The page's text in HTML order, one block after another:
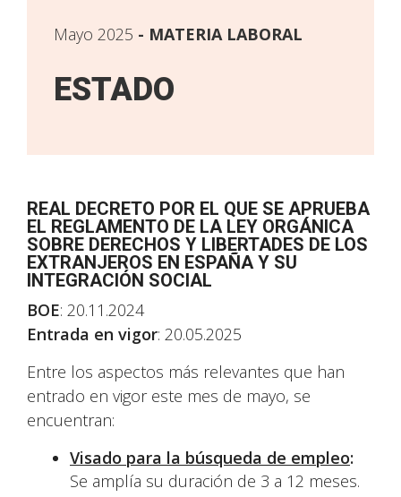
Mayo 2025 MATERIA LABORAL
ESTADO
REAL DECRETO POR EL QUE SE APRUEBA
EL REGLAMENTO DE LA LEY ORGÁNICA
SOBRE DERECHOS Y LIBERTADES DE LOS
EXTRANJEROS EN ESPAÑA Y SU
INTEGRACIÓN SOCIAL
BOE: 20.11.2024
Entrada en vigor: 20.05.2025
Entre los aspectos más relevantes que han
entrado en vigor este mes de mayo, se
encuentran:
Visado para la búsqueda de empleo:
Se amplía su duración de 3 a 12 meses.